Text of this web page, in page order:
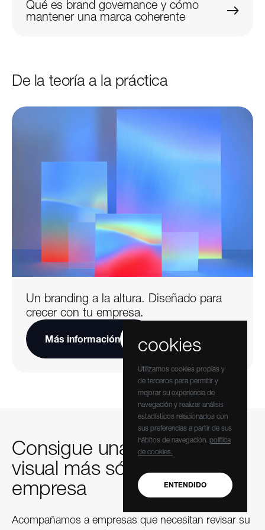
cookies
Utilizamos cookies propias y
de terceros para permitir y
mejorar su experiencia de
navegación y realizar análisis
estadísticos relacionados con
sus preferencias a partir de sus
hábitos de navegación. política
de cookies.
ENTENDIDO
Qué es brand governance y cómo
mantener una marca coherente
De la teoría a la práctica
Un branding a la altura. Diseñado para
crecer con tu empresa.
Más información
Consigue una identidad
visual más sólida para tu
empresa
Acompañamos a empresas que necesitan revisar su